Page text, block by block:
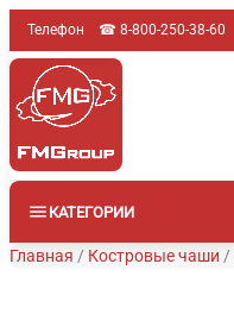
Перейти
к
содержимому
Телефон ☎︎ 8-800-250-38-60
КАТЕГОРИИ
Главная / Костровые чаши /